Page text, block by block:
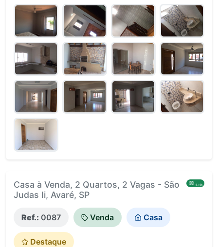
Casa à Venda, 2 Quartos, 2 Vagas - São
Judas Ii, Avaré, SP
5,156
Ref.: 0087 Venda Casa
Destaque